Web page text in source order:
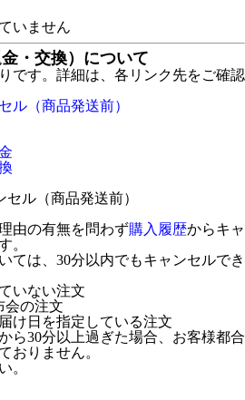
いません
・交換）について
です。詳細は、各リンク先をご確認
ル（商品発送前）
ル（商品発送前）
由の有無を問わず購入履歴からキャ
。
ては、30分以内でもキャンセルでき
いない注文
会の注文
け日を指定している注文
ら30分以上過ぎた場合、お客様都合
おりません。
。